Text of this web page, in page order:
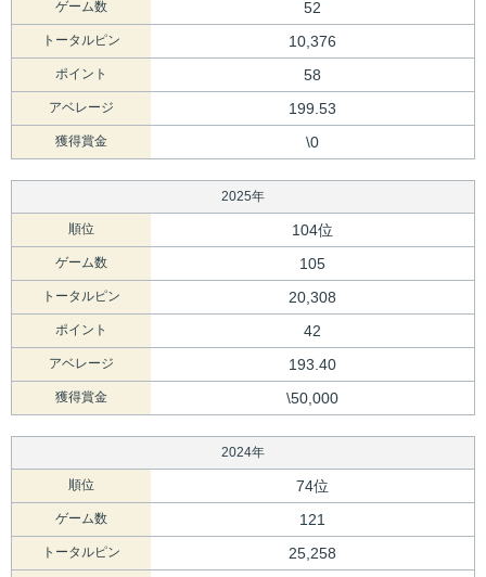
ゲーム数 52
トータルピン 10,376
ポイント 58
アベレージ 199.53
獲得賞金 \0
2025年
順位 104位
ゲーム数 105
トータルピン 20,308
ポイント 42
アベレージ 193.40
獲得賞金 \50,000
2024年
順位 74位
ゲーム数 121
トータルピン 25,258